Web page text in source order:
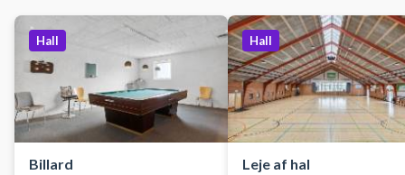
Hall
Billard
Hall
Leje af hal